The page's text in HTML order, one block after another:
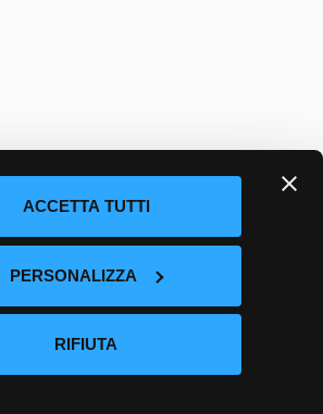
ACCETTA TUTTI
PERSONALIZZA
RIFIUTA